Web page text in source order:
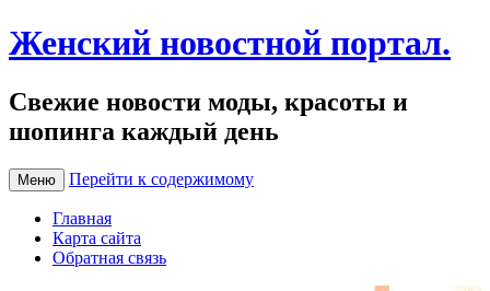
Женский новостной портал.
Свежие новости моды, красоты и
шопинга каждый день
Меню Перейти к содержимому
Главная
Карта сайта
Обратная связь